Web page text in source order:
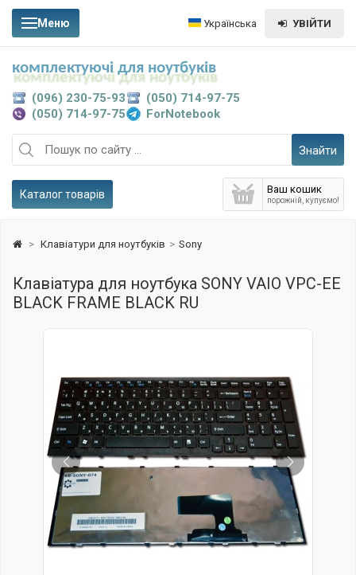
Меню Українська УВІЙТИ
Знайти
Ваш кошик
порожній, купуємо!
Каталог товарів
(096) 230-75-93
(050) 714-97-75
(050) 714-97-75
ForNotebook
комплектуючі для ноутбуків
> Клавіатури для ноутбуків > Sony
Клавіатура для ноутбука SONY VAIO VPC-EE
BLACK FRAME BLACK RU